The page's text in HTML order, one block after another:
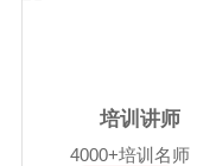
培训讲师
4000+培训名师